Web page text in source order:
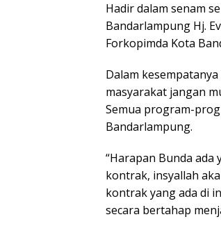
Hadir dalam senam
Bandarlampung Hj.
Forkopimda Kota
Dalam
masyarakat jangan
Semua program-
Bandarlampung.
“Harapan Bunda
kontrak, insyallah
kontrak yang ada di
secara bertahap